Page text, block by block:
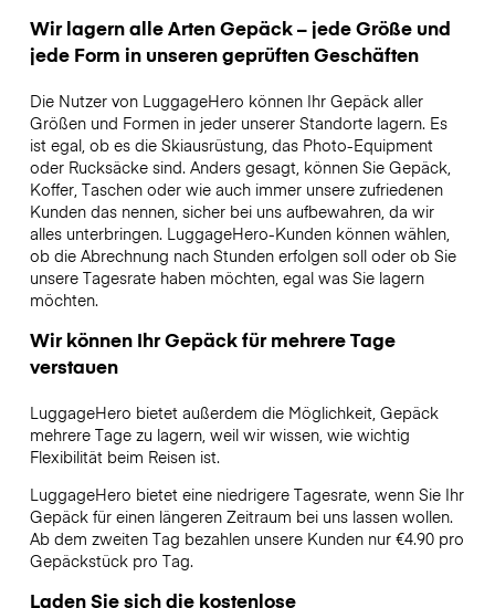
Wir lagern alle Arten Gepäck – jede Größe und
jede Form in unseren geprüften Geschäften
Die Nutzer von LuggageHero können Ihr Gepäck aller
Größen und Formen in jeder unserer Standorte lagern. Es
ist egal, ob es die Skiausrüstung, das Photo-Equipment
oder Rucksäcke sind. Anders gesagt, können Sie Gepäck,
Koffer, Taschen oder wie auch immer unsere zufriedenen
Kunden das nennen, sicher bei uns aufbewahren, da wir
alles unterbringen. LuggageHero-Kunden können wählen,
ob die Abrechnung nach Stunden erfolgen soll oder ob Sie
unsere Tagesrate haben möchten, egal was Sie lagern
möchten.
Wir können Ihr Gepäck für mehrere Tage
verstauen
LuggageHero bietet außerdem die Möglichkeit, Gepäck
mehrere Tage zu lagern, weil wir wissen, wie wichtig
Flexibilität beim Reisen ist.
LuggageHero bietet eine niedrigere Tagesrate, wenn Sie Ihr
Gepäck für einen längeren Zeitraum bei uns lassen wollen.
Ab dem zweiten Tag bezahlen unsere Kunden nur €4.90 pro
Gepäckstück pro Tag.
Laden Sie sich die kostenlose